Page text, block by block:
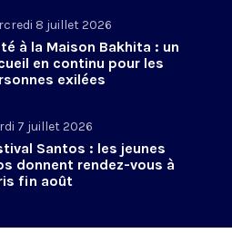
8 juillet 2026
à la Maison Bakhita : un
en continu pour les
exilées
7 juillet 2026
Santos : les jeunes
donnent rendez-vous à
fin août